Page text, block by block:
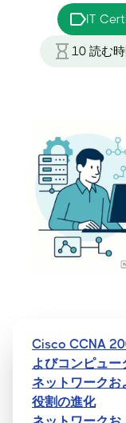
IT
10 読む時
Cisco CCNA
よびコンピュ
ネットワークお
役割の進化